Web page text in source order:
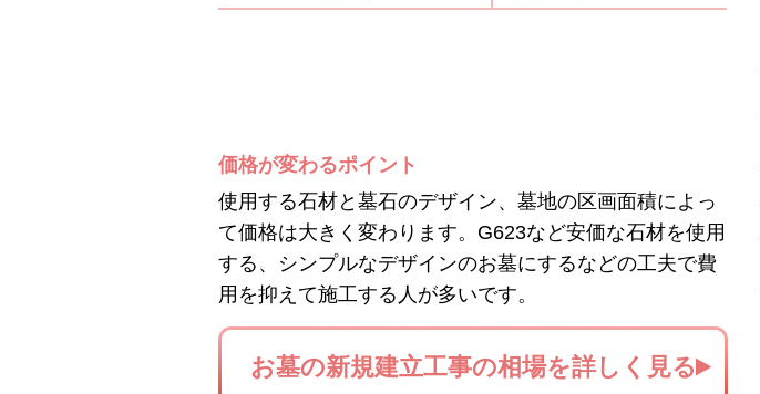
価格が変わるポイント
使用する石材と墓石のデザイン、墓地の区画面積によっ
て価格は大きく変わります。G623など安価な石材を使用
する、シンプルなデザインのお墓にするなどの工夫で費
用を抑えて施工する人が多いです。
お墓の新規建立工事の相場を詳しく見る